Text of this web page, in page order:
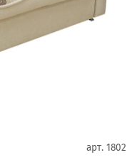
арт. 1802